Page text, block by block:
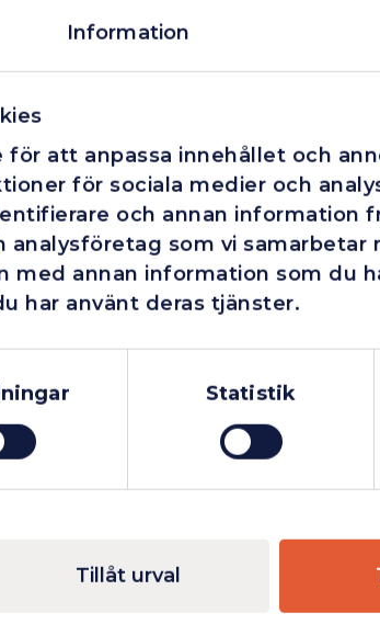
Information
att anpassa innehållet och
för sociala medier och
och annan information
analysföretag som vi samarbetar
med annan information som du
har använt deras tjänster.
Statistik
Tillåt urval
lager Fåtal kvar i lager